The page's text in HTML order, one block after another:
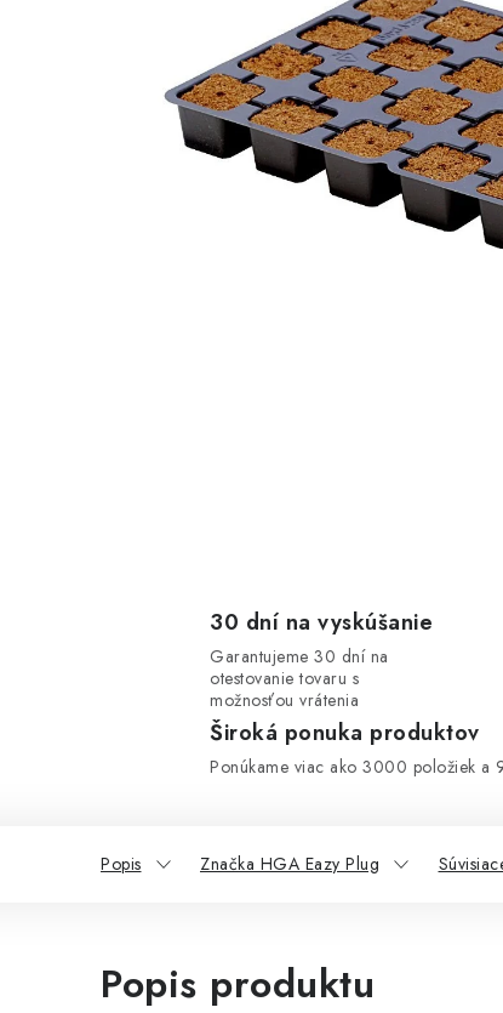
30 dní na vyskúšanie
Garantujeme 30 dní na
otestovanie tovaru s
možnosťou vrátenia
Široká ponuka produktov
Ponúkame viac ako 3000 položiek a
Popis Značka HGA Eazy Plug
Popis produktu